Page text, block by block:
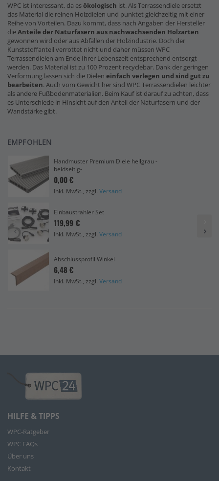
WPC ist interessant, da esökologisch ist. Als Terrassendiele ersetzt
das Material die reinen Holzdielen und punktet gleichzeitig mit einer
Reihe von Vorteilen. Dazu kommt, dass nach Angaben der Hersteller
dieAnteile der Naturfasern aus nachwachsenden Holzarten
gewonnen wird oder aus Abfällen der Holzindustrie. Doch der
Kunststoffanteil verrottet nicht und daher müssen WPC
Terrassendielen am Ende Ihrer Lebenszeit entsprechend entsorgt
werden. Das Material ist zu 100 Prozent recyclebar. Dank der geringen
Verformung lassen sich die Dielen einfach verlegen und sind gut zu
bearbeiten. Auch vom Gewicht her sind WPC Terrassendielen leichter
als andere Fußbodenmaterialien. Beim Kauf ist darauf zu achten, dass
es Unterschiede in Hinsicht auf den Anteil der Naturfasern und der
Wandstärke gibt.
EMPFOHLEN
Handmuster Premium Diele hellgrau -
beidseitig-
0,00 €
Inkl. MwSt., zzgl. Versand
Einbaustrahler Set
119,99 €
Inkl. MwSt., zzgl. Versand
Abschlussprofil Winkel
6,48 €
Inkl. MwSt., zzgl. Versand
HILFE & TIPPS
WPC-Ratgeber
WPC FAQs
Über uns
Kontakt